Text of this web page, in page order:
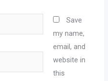
Save
my name,
email, and
website in
this